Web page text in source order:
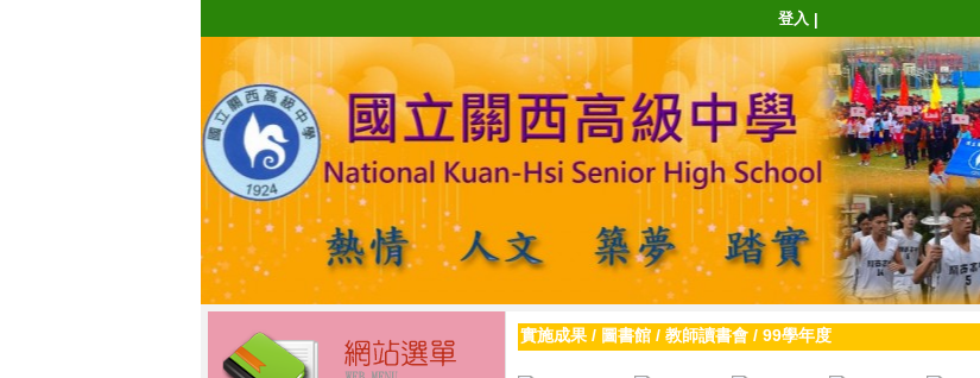
登入 |
實施成果/ 圖書館/ 教師讀書會/ 99學年度